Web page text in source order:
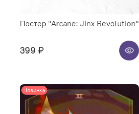
Постер "Arcane: Jinx Revolution"
399 ₽
Новинка